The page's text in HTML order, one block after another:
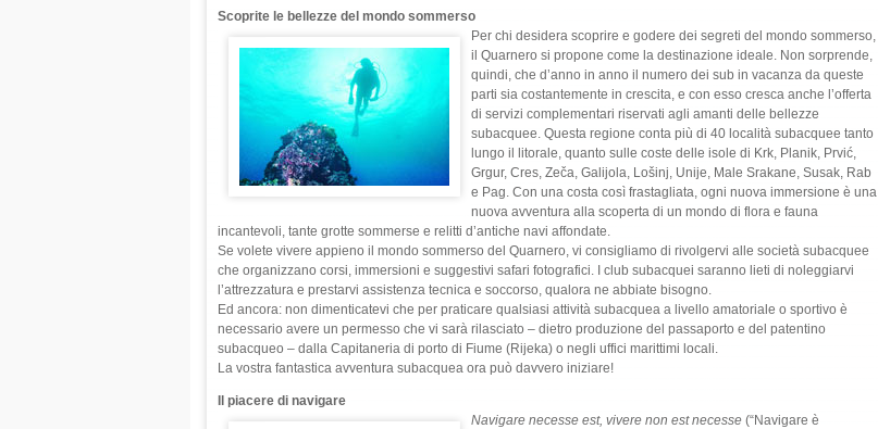
Scoprite le bellezze del mondo sommerso
Per chi desidera scoprire e godere dei segreti del mondo sommerso,
il Quarnero si propone come la destinazione ideale. Non sorprende,
quindi, che d’anno in anno il numero dei sub in vacanza da queste
parti sia costantemente in crescita, e con esso cresca anche l’offerta
di servizi complementari riservati agli amanti delle bellezze
subacquee. Questa regione conta più di 40 località subacquee tanto
lungo il litorale, quanto sulle coste delle isole di Krk, Planik, Prvić,
Grgur, Cres, Zeča, Galijola, Lošinj, Unije, Male Srakane, Susak, Rab
e Pag. Con una costa così frastagliata, ogni nuova immersione è una
nuova avventura alla scoperta di un mondo di flora e fauna
incantevoli, tante grotte sommerse e relitti d’antiche navi affondate.
Se volete vivere appieno il mondo sommerso del Quarnero, vi consigliamo di rivolgervi alle società subacquee
che organizzano corsi, immersioni e suggestivi safari fotografici. I club subacquei saranno lieti di noleggiarvi
l’attrezzatura e prestarvi assistenza tecnica e soccorso, qualora ne abbiate bisogno.
Ed ancora: non dimenticatevi che per praticare qualsiasi attività subacquea a livello amatoriale o sportivo è
necessario avere un permesso che vi sarà rilasciato – dietro produzione del passaporto e del patentino
subacqueo – dalla Capitaneria di porto di Fiume (Rijeka) o negli uffici marittimi locali.
La vostra fantastica avventura subacquea ora può davvero iniziare!
Il piacere di navigare
Navigare necesse est, vivere non est necesse(“Navigare è